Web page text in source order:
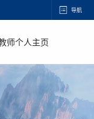
导航
师个人主页